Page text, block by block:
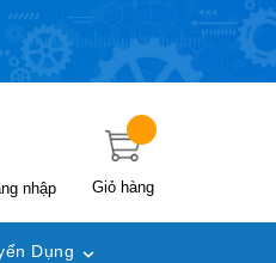
Giỏ hàng
nhập
Dụng